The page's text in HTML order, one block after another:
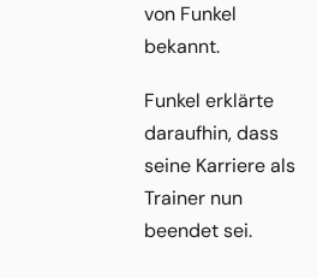
von Funkel
bekannt.
Funkel erklärte
daraufhin, dass
seine Karriere als
Trainer nun
beendet sei.